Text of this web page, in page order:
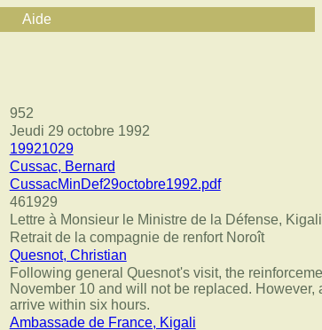
Aide
952
Jeudi 29 octobre 1992
19921029
Cussac, Bernard
CussacMinDef29octobre1992.pdf
461929
Lettre à Monsieur le Ministre de la Défense,
Retrait de la compagnie de renfort Noroît
Quesnot, Christian
Following general Quesnot's visit, the
November 10 and will not be replaced. However,
arrive within six hours.
Ambassade de France, Kigali